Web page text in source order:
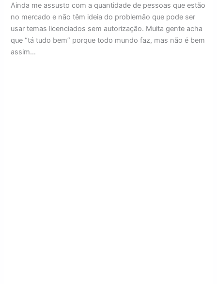
Ainda me assusto com a quantidade de pessoas que estão
no mercado e não têm ideia do problemão que pode ser
usar temas licenciados sem autorização. Muita gente acha
que “tá tudo bem” porque todo mundo faz, mas não é bem
assim…